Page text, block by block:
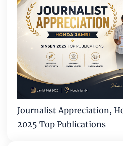
Journalist Appreciation,
2025 Top Publications